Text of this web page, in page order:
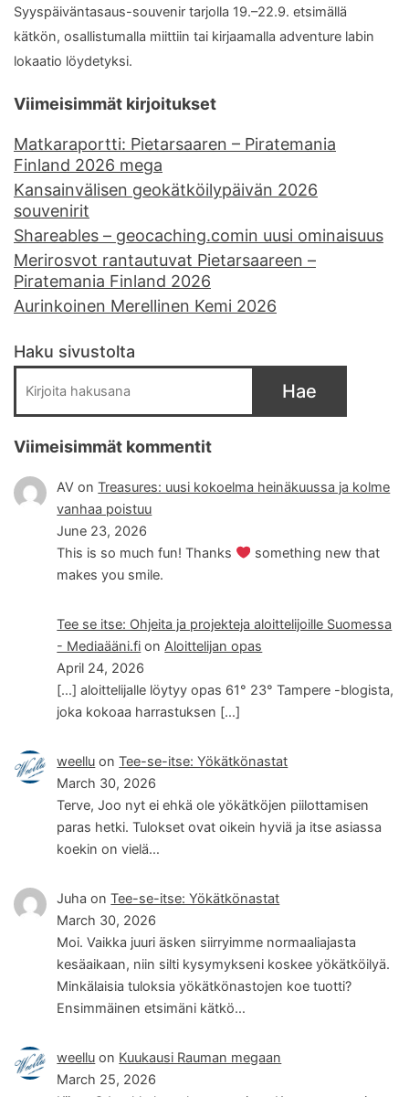
Syyspäiväntasaus-souvenir tarjolla 19.–22.9. etsimällä
kätkön, osallistumalla miittiin tai kirjaamalla adventure labin
lokaatio löydetyksi.
Viimeisimmät kirjoitukset
Matkaraportti: Pietarsaaren – Piratemania
Finland 2026 mega
Kansainvälisen geokätköilypäivän 2026
souvenirit
Shareables – geocaching.comin uusi ominaisuus
Merirosvot rantautuvat Pietarsaareen –
Piratemania Finland 2026
Aurinkoinen Merellinen Kemi 2026
Haku sivustolta
Hae
Viimeisimmät kommentit
AV onTreasures: uusi kokoelma heinäkuussa ja kolme
vanhaa poistuu
June 23, 2026
This is so much fun! Thanks
something new that
makes you smile.
Tee se itse: Ohjeita ja projekteja aloittelijoille Suomessa
- Mediaääni.fi onAloittelijan opas
April 24, 2026
[…] aloittelijalle löytyy opas 61° 23° Tampere -blogista,
joka kokoaa harrastuksen […]
weellu onTee-se-itse: Yökätkönastat
March 30, 2026
Terve, Joo nyt ei ehkä ole yökätköjen piilottamisen
paras hetki. Tulokset ovat oikein hyviä ja itse asiassa
koekin on vielä…
Juha onTee-se-itse: Yökätkönastat
March 30, 2026
Moi. Vaikka juuri äsken siirryimme normaaliajasta
kesäaikaan, niin silti kysymykseni koskee yökätköilyä.
Minkälaisia tuloksia yökätkönastojen koe tuotti?
Ensimmäinen etsimäni kätkö…
weellu on Kuukausi Rauman megaan
March 25, 2026